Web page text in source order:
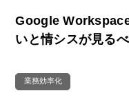
Google
いと情シスが見る
業務効率化